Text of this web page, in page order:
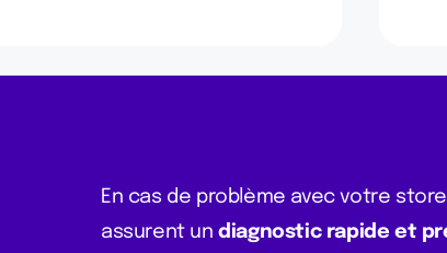
En cas de problème avec votre
assurent undiagnostic rapide et